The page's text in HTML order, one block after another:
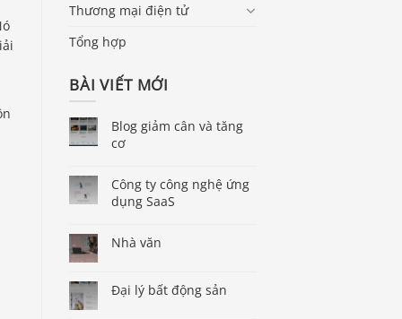
Thương mại điện tử
Tổng hợp
BÀI VIẾT MỚI
Blog giảm cân và tăng
cơ
Công ty công nghệ ứng
dụng SaaS
Nhà văn
Đại lý bất động sản